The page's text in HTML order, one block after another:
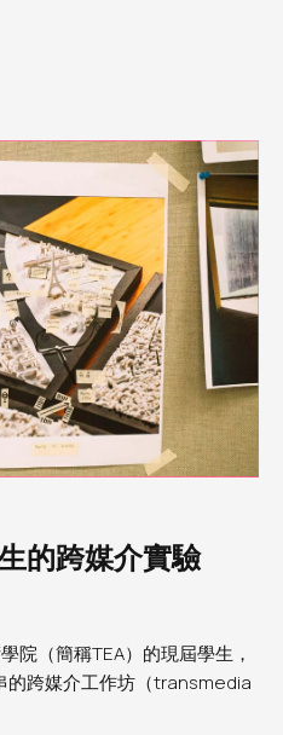
的跨媒介實驗
院（簡稱TEA）的現屆學生，
的跨媒介工作坊（transmedia